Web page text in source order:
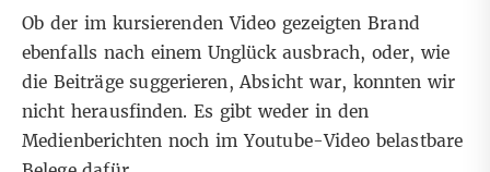
Ob der im kursierenden Video gezeigten Brand
ebenfalls nach einem Unglück ausbrach, oder, wie
die Beiträge suggerieren, Absicht war, konnten wir
nicht herausfinden. Es gibt weder in den
Medienberichten noch im Youtube-Video belastbare